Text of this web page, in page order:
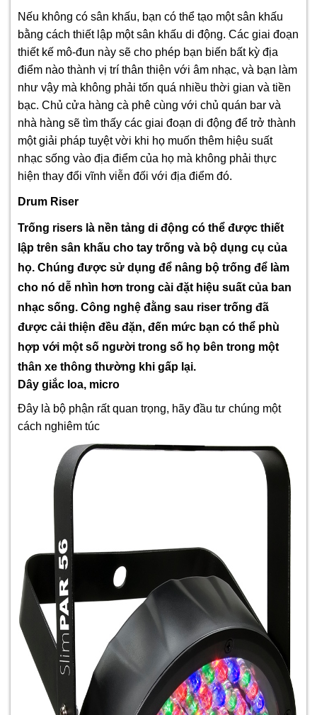
Nếu không có sân khấu, bạn có thể tạo một sân khấu
bằng cách thiết lập một sân khấu di động. Các giai đoạn
thiết kế mô-đun này sẽ cho phép bạn biến bất kỳ địa
điểm nào thành vị trí thân thiện với âm nhạc, và bạn làm
như vậy mà không phải tốn quá nhiều thời gian và tiền
bạc. Chủ cửa hàng cà phê cùng với chủ quán bar và
nhà hàng sẽ tìm thấy các giai đoạn di động để trở thành
một giải pháp tuyệt vời khi họ muốn thêm hiệu suất
nhạc sống vào địa điểm của họ mà không phải thực
hiện thay đổi vĩnh viễn đối với địa điểm đó.
Drum Riser
Trống risers là nền tảng di động có thể được thiết
lập trên sân khấu cho tay trống và bộ dụng cụ của
họ. Chúng được sử dụng để nâng bộ trống để làm
cho nó dễ nhìn hơn trong cài đặt hiệu suất của ban
nhạc sống. Công nghệ đằng sau riser trống đã
được cải thiện đều đặn, đến mức bạn có thể phù
hợp với một số người trong số họ bên trong một
thân xe thông thường khi gấp lại.
Dây giắc loa, micro
Đây là bộ phận rất quan trọng, hãy đầu tư chúng một
cách nghiêm túc